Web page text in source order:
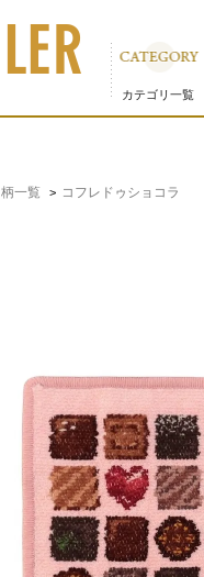
カテゴリ一覧
柄一覧 > コフレドゥショコラ